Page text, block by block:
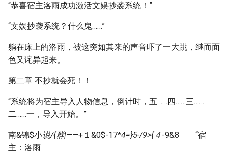
“恭喜宿主洛雨成功激活文娱抄袭系统！”
“文娱抄袭系统？什么鬼……”
躺在床上的洛雨，被这突如其来的声音吓了一大跳，继而面
色又诧异起来。
第二章 不抄就会死！！
“系统将为宿主导入人物信息，倒计时，五……四……三……
二……一，导入开始。”
南&锦$小说/{群|——+１&0$-17*4=}5-/9>{４ -9&8 “宿
主：洛雨